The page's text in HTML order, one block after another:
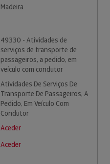
Madeira
49330 - Atividades de
serviços de transporte de
passageiros, a pedido, em
veículo com condutor
Atividades De Serviços De
Transporte De Passageiros, A
Pedido, Em Veículo Com
Condutor
Aceder
Aceder